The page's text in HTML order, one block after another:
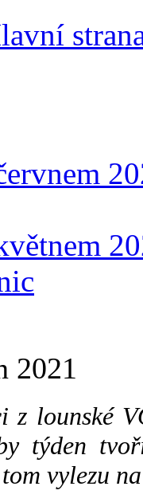
2021
z lounské
týden
vylezu